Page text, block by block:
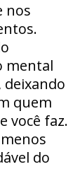
nos
mental
quem
você faz.
do